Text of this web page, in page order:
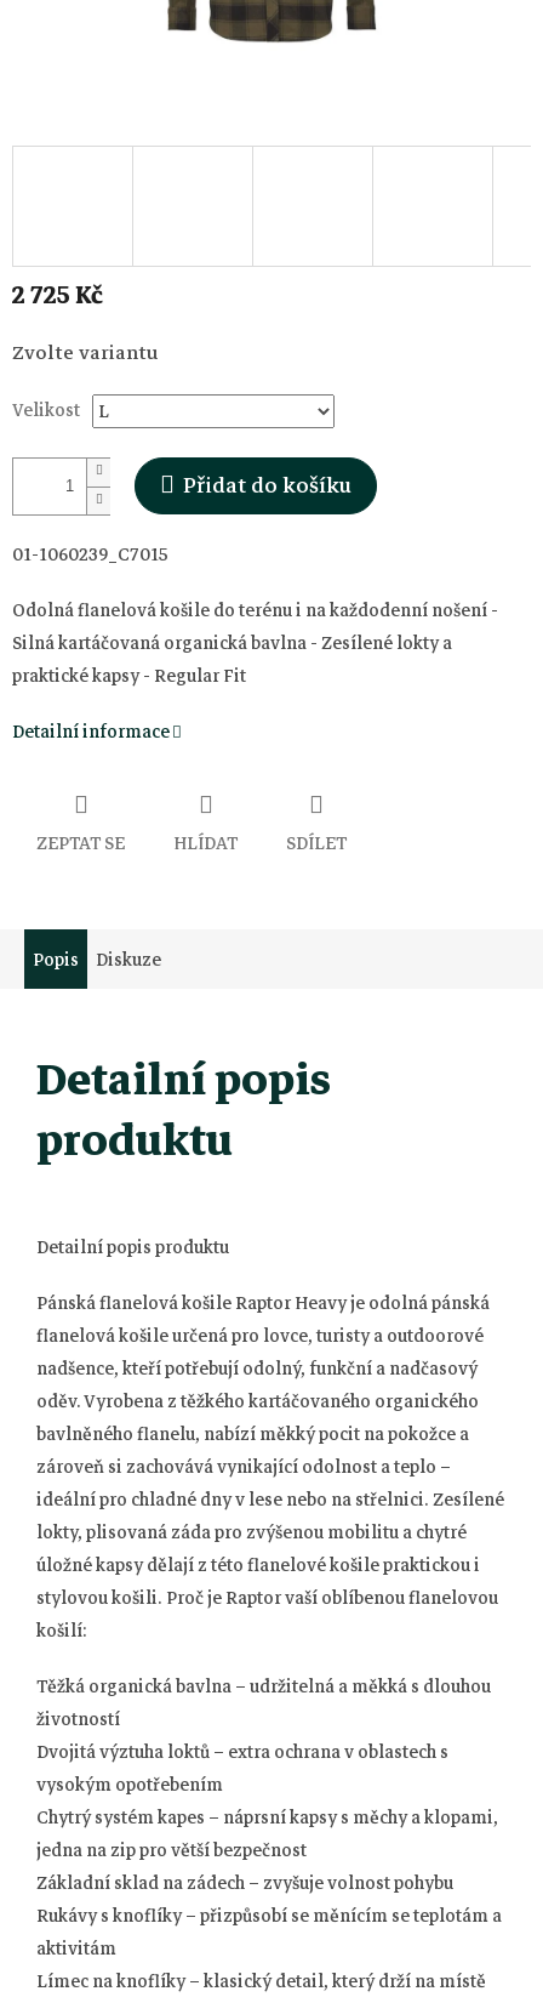
2 725 Kč
Měrná
cena:
Zvolte variantu
Velikost
Přidat do košíku
01-1060239_C7015
Odolná flanelová košile do terénu i na každodenní nošení -
Silná kartáčovaná organická bavlna - Zesílené lokty a
praktické kapsy - Regular Fit
Detailní informace
ZEPTAT SE HLÍDAT SDÍLET
Popis Diskuze
Detailní popis
produktu
Detailní popis produktu
Pánská flanelová košile Raptor Heavy je odolná pánská
flanelová košile určená pro lovce, turisty a outdoorové
nadšence, kteří potřebují odolný, funkční a nadčasový
oděv. Vyrobena z těžkého kartáčovaného organického
bavlněného flanelu, nabízí měkký pocit na pokožce a
zároveň si zachovává vynikající odolnost a teplo –
ideální pro chladné dny v lese nebo na střelnici. Zesílené
lokty, plisovaná záda pro zvýšenou mobilitu a chytré
úložné kapsy dělají z této flanelové košile praktickou i
stylovou košili. Proč je Raptor vaší oblíbenou flanelovou
košilí:
Těžká organická bavlna – udržitelná a měkká s dlouhou
životností
Dvojitá výztuha loktů – extra ochrana v oblastech s
vysokým opotřebením
Chytrý systém kapes – náprsní kapsy s měchy a klopami,
jedna na zip pro větší bezpečnost
Základní sklad na zádech – zvyšuje volnost pohybu
Rukávy s knoflíky – přizpůsobí se měnícím se teplotám a
aktivitám
Límec na knoflíky – klasický detail, který drží na místě